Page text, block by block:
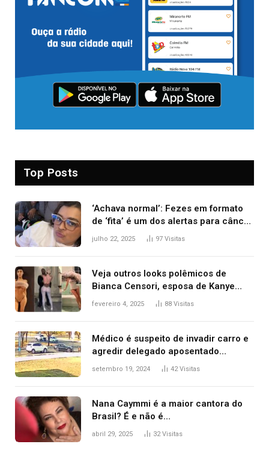
Top Posts
‘Achava normal’: Fezes em formato
de ‘fita’ é um dos alertas para câncer
colorretal; relembre fala de Preta Gil
julho 22, 2025 97 Visitas
Veja outros looks polêmicos de
Bianca Censori, esposa de Kanye
West que apareceu nua no Grammy
fevereiro 4, 2025 88 Visitas
Médico é suspeito de invadir carro e
agredir delegado aposentado
durante confusão no trânsito
setembro 19, 2024 42Visitas
Nana Caymmi é a maior cantora do
Brasil? É e não é…
abril 29, 2025 32Visitas